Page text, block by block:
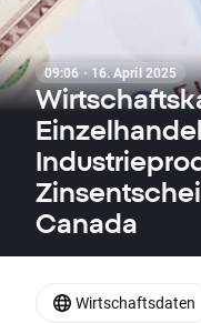
09:06 · 16. April 2025
Canada
Wirtschaftsdaten